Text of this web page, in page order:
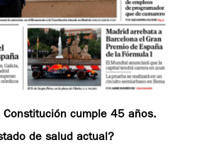
Constitución cumple 45 años.
de salud actual?